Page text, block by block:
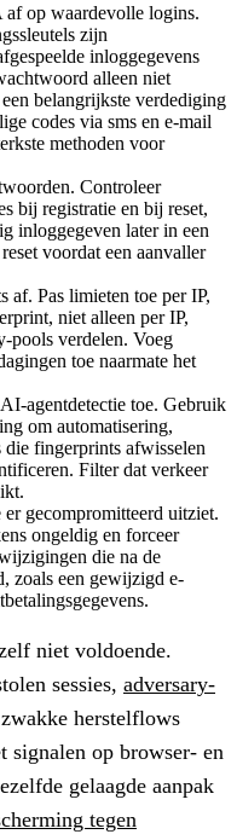
op waardevolle logins.
zijn
inloggegevens
alleen niet
belangrijkste verdediging
codes via sms en e-mail
methoden voor
Controleer
bij registratie en bij reset,
inloggegeven later in een
voordat een aanvaller
af. Pas limieten toe per IP,
niet alleen per IP,
pools verdelen. Voeg
toe naarmate het
agentdetectie toe. Gebruik
om automatisering,
die fingerprints afwisselen
Filter dat verkeer
er gecompromitteerd uitziet.
ongeldig en forceer
die na de
zoals een gewijzigd e-
niet voldoende.
sessies, adversary-
herstelflows
signalen op browser- en
gelaagde aanpak
tegen